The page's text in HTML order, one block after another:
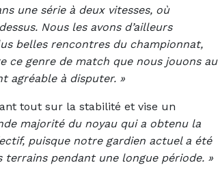
une série à deux vitesses, où
Nous les avons d’ailleurs
belles rencontres du championnat,
ce genre de match que nous jouons au
agréable à disputer. »
tout sur la stabilité et vise un
majorité du noyau qui a obtenu la
puisque notre gardien actuel a été
terrains pendant une longue période. »